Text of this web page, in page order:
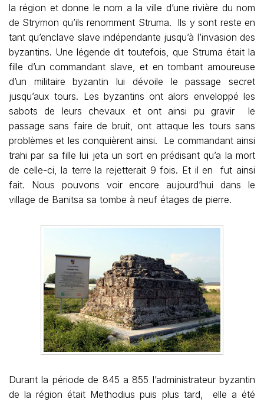
la région et donne le nom a la ville d’une rivière du nom
de Strymon qu’ils renomment Struma. Ils y sont reste en
tant qu’enclave slave indépendante jusqu’à l’invasion des
byzantins. Une légende dit toutefois, que Struma était la
fille d’un commandant slave, et en tombant amoureuse
d’un militaire byzantin lui dévoile le passage secret
jusqu’aux tours. Les byzantins ont alors enveloppé les
sabots de leurs chevaux et ont ainsi pu gravir le
passage sans faire de bruit, ont attaque les tours sans
problèmes et les conquièrent ainsi. Le commandant ainsi
trahi par sa fille lui jeta un sort en prédisant qu’a la mort
de celle-ci, la terre la rejetterait 9 fois. Et il en fut ainsi
fait. Nous pouvons voir encore aujourd’hui dans le
village de Banitsa sa tombe à neuf étages de pierre.
Durant la période de 845 a 855 l’administrateur byzantin
de la région était Methodius puis plus tard, elle a été